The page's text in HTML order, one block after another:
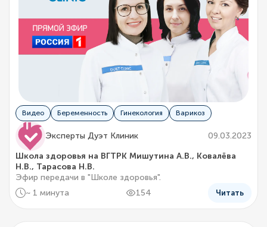
Видео Беременность Гинекология Варикоз
Эксперты Дуэт Клиник
09.03.2023
Школа здоровья на ВГТРК Мишутина А.В., Ковалёва
Н.В., Тарасова Н.В.
Эфир передачи в "Школе здоровья".
~ 1 минута
154 Читать